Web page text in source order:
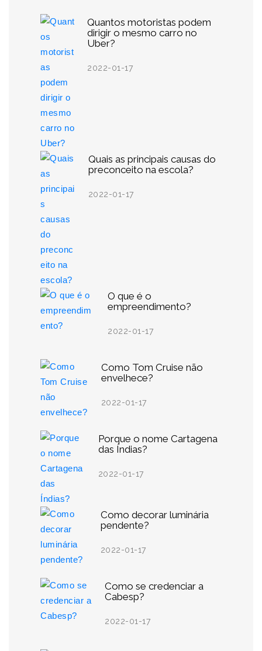
Quantos motoristas podem
dirigir o mesmo carro no
Uber?
2022-01-17
Quais as principais causas do
preconceito na escola?
2022-01-17
O que é o
empreendimento?
2022-01-17
Como Tom Cruise não
envelhece?
2022-01-17
Porque o nome Cartagena
das Índias?
2022-01-17
Como decorar luminária
pendente?
2022-01-17
Como se credenciar a
Cabesp?
2022-01-17